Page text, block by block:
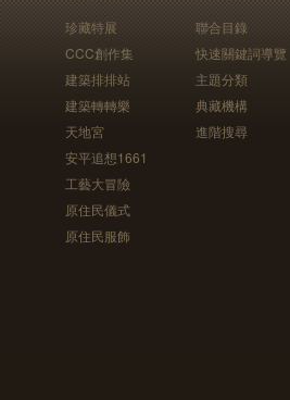
珍藏特展
CCC創作集
建築排排站
建築轉轉樂
天地宮
安平追想1661
工藝大冒險
原住民儀式
原住民服飾
聯合目錄
快速關鍵詞導覽
主題分類
典藏機構
進階搜尋